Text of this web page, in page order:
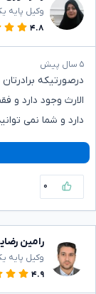
وکیل پایه
۴.۸
۵ سال پیش
درصورتیکه
الارث وجود دارد و
دارد و شما نمی
۰
رامین
وکیل پایه
۴.۹